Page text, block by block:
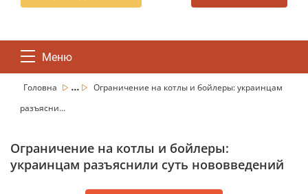
Меню
Головна ...
Ограничение на котлы и бойлеры: украинцам
разъясни...
Ограничение на котлы и бойлеры:
украинцам разъяснили суть нововведений